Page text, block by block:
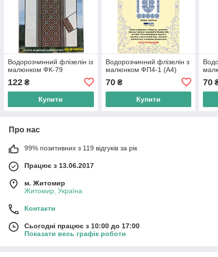
Водорозчинний флізелін із
малюнком ФК-79
122 ₴
Купити
Водорозчинний флізелін з
малюнком ФП4-1 (А4)
70₴
Купити
70
Про нас
99% позитивних з 119 відгуків за рік
Працює з 13.06.2017
м. Житомир
Житомир, Україна
Контакти
Сьогодні працює з 10:00 до 17:00
Показати весь графік роботи